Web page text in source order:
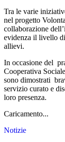
Tra le varie
nel progetto
collaborazione
evidenza il livello
allievi.
In occasione del
Cooperativa
sono dimostrati
servizio curato e
loro presenza.
Caricamento...
Notizie